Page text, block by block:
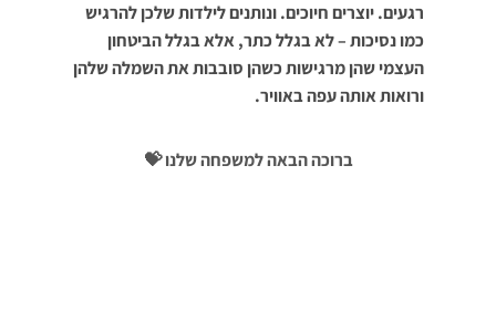
רגעים. יוצרים חיוכים. ונותנים לילדות שלכן להרגיש
כמו נסיכות – לא בגלל כתר, אלא בגלל הביטחון
העצמי שהן מרגישות כשהן סובבות את השמלה שלהן
ורואות אותה עפה באוויר.
ברוכה הבאה למשפחה שלנו 💝